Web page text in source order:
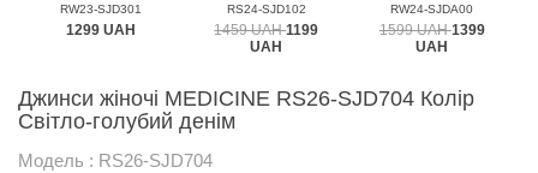
RW23-SJD301
1299 UAH
RS24-SJD102
1459 UAH1199
UAH
RW24-SJDA00
1599 UAH1399
UAH
Джинси жіночі MEDICINE RS26-SJD704 Колір
Світло-голубий денім
Модель : RS26-SJD704